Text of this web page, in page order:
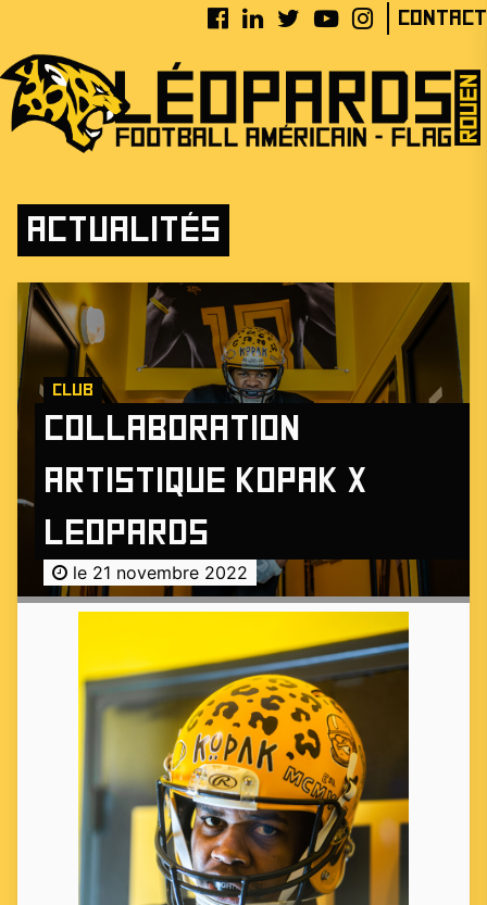
Contact
Actualités
Club
Collaboration
artistique KOPAK X
LEOPARDS
le 21 novembre 2022